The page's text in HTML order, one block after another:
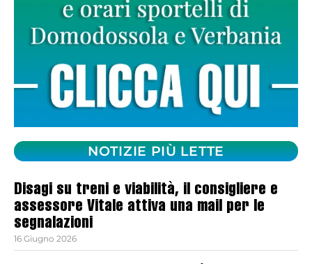
NOTIZIE PIÙ LETTE
Disagi su treni e viabilità, il consigliere e
assessore Vitale attiva una mail per le
segnalazioni
16 Giugno 2026